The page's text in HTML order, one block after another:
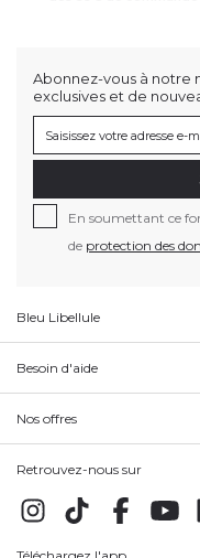
Abonnez-vous à notre
exclusives et de
En soumettant ce
de protection des
Bleu Libellule
Besoin d'aide
Nos offres
Retrouvez-nous sur